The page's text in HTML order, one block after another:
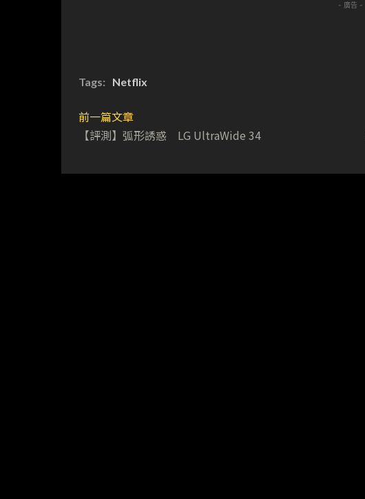
- 廣告 -
Tags: Netflix
前一篇文章
【評測】弧形誘惑 LG UltraWide 34